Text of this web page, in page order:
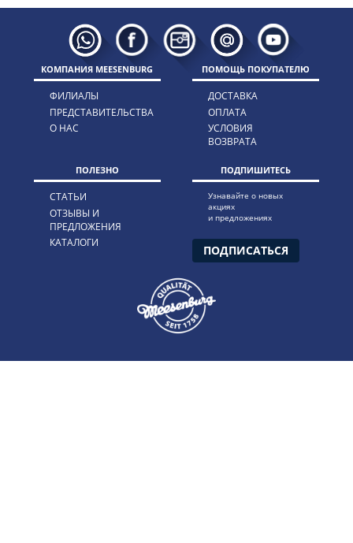
КОМПАНИЯ MEESENBURG
ФИЛИАЛЫ
ПРЕДСТАВИТЕЛЬСТВА
О НАС
ПОМОЩЬ ПОКУПАТЕЛЮ
ДОСТАВКА
ОПЛАТА
УСЛОВИЯ
ВОЗВРАТА
ПОЛЕЗНО
СТАТЬИ
ОТЗЫВЫ И
ПРЕДЛОЖЕНИЯ
КАТАЛОГИ
ПОДПИШИТЕСЬ
Узнавайте о новых
акциях
и предложениях
ПОДПИСАТЬСЯ